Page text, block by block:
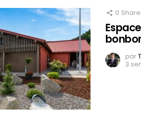
0
par
3